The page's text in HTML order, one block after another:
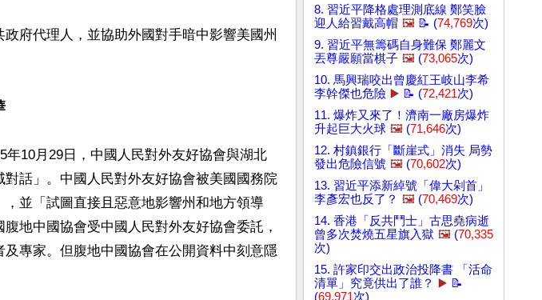
府代理人，並協助外國對手暗中影響美國州
10月29日，中國人民對外友好協會與湖北
話」。中國人民對外友好協會被美國國務院
並「試圖直接且惡意地影響州和地方領導
地中國協會受中國人民對外友好協會委託，
專家。但腹地中國協會在公開資料中刻意隱
8. 習近平降格處理測底線 鄭笑臉
迎人給習戴高帽 🖼️ 📝 (74,769次)
9. 習近平無籌碼自身難保 鄭麗文
丟尊嚴願當棋子 🖼️ (73,065次)
10. 馬興瑞咬出曾慶紅王岐山李希
李幹傑也危險 ▶️ 📝 (72,421次)
11. 爆炸又來了！濟南一廠房爆炸
升起巨大火球 🖼️ (71,646次)
12. 村鎮銀行「斷崖式」消失 局勢
發出危險信號 🖼️ (70,602次)
13. 習近平添新綽號「偉大剁首」
李彥宏也反了？ 🖼️ (70,469次)
14. 香港「反共鬥士」古思堯病逝
曾多次焚燒五星旗入獄 🖼️ (70,335
次)
15. 許家印交出政治投降書 「活命
清單」究竟供出了誰？
▶️ 📝
(69,971次)